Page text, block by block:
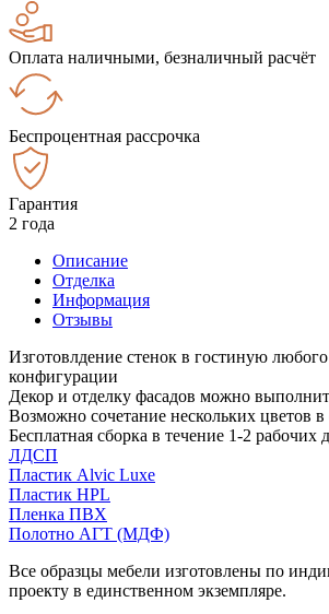
Оплата наличными, безналичный расчёт
Беспроцентная рассрочка
Гарантия
2 года
Описание
Отделка
Информация
Отзывы
Изготовлдение стенок в гостиную
конфигурации
Декор и отделку фасадов можно
Возможно сочетание нескольких цветов
Бесплатная сборка в течение 1-2 рабочих
ЛДСП
Пластик Alvic Luxe
Пластик HPL
Пленка ПВХ
Полотно АГТ (МДФ)
Все образцы мебели изготовлены по
проекту в единственном экземпляре.